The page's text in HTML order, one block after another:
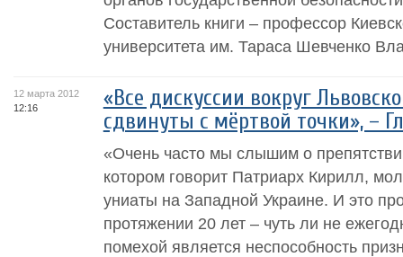
Составитель книги – профессор
университета им. Тараса Шевченко
12 марта 2012
12:16
«Все дискуссии вокруг
сдвинуты с мёртвой точки», –
«Очень часто мы слышим о
котором говорит Патриарх Кирилл,
униаты на Западной Украине. И это
протяжении 20 лет – чуть ли не
помехой является неспособность